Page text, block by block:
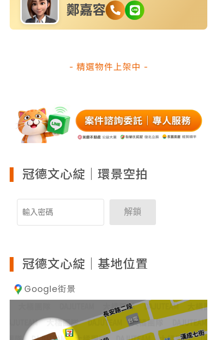
鄭嘉容
- 精選物件上架中 -
冠德文心綻｜環景空拍
解鎖
冠德文心綻｜基地位置
Google街景